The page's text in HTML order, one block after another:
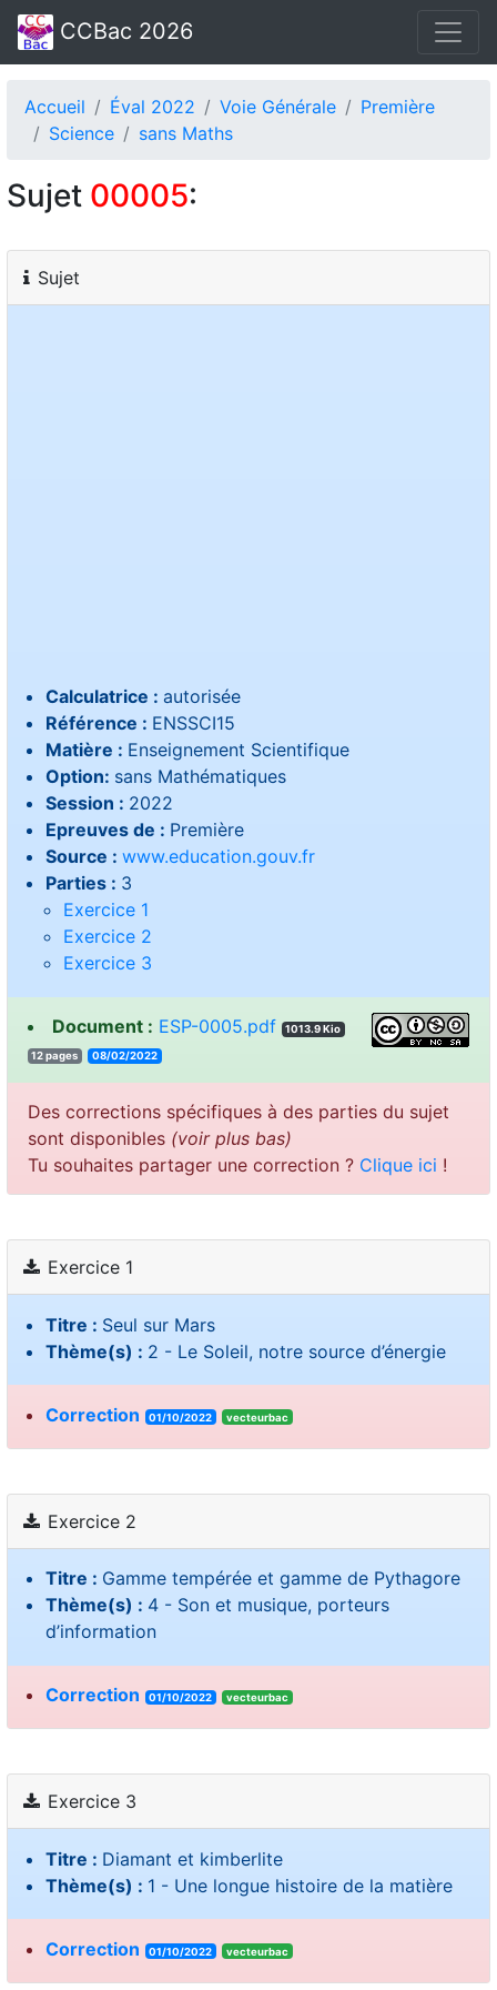
CCBac 2026
Accueil Éval 2022 Voie Générale
Première
Science
sans Maths
Sujet 00005:
Sujet
Calculatrice : autorisée
Référence : ENSSCI15
Matière : Enseignement Scientifique
Option: sans Mathématiques
Session : 2022
Epreuves de : Première
Source : www.education.gouv.fr
Parties : 3
Exercice 1
Exercice 2
Exercice 3
Document : ESP-0005.pdf 1013.9 Kio
12 pages 08/02/2022
Des corrections spécifiques à des parties du sujet
sont disponibles (voir plus bas)
Tu souhaites partager une correction ? Clique ici !
Exercice 1
Titre : Seul sur Mars
Thème(s) : 2 - Le Soleil, notre source d’énergie
Correction 01/10/2022 vecteurbac
Exercice 2
Titre : Gamme tempérée et gamme de Pythagore
Thème(s) : 4 - Son et musique, porteurs
d’information
Correction 01/10/2022 vecteurbac
Exercice 3
Titre : Diamant et kimberlite
Thème(s) : 1 - Une longue histoire de la matière
Correction 01/10/2022 vecteurbac